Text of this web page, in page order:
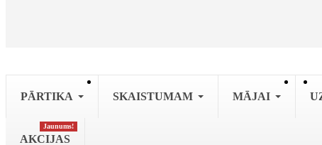
PĀRTIKA SKAISTUMAM MĀJAI
AKCIJAS
Jaunums!